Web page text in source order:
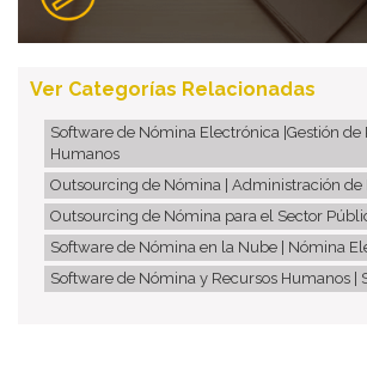
Ver Categorías Relacionadas
Software de Nómina Electrónica |Gestión de
Humanos
Outsourcing de Nómina | Administración de
Outsourcing de Nómina para el Sector
Software de Nómina en la Nube | Nómina
Software de Nómina y Recursos Humanos |